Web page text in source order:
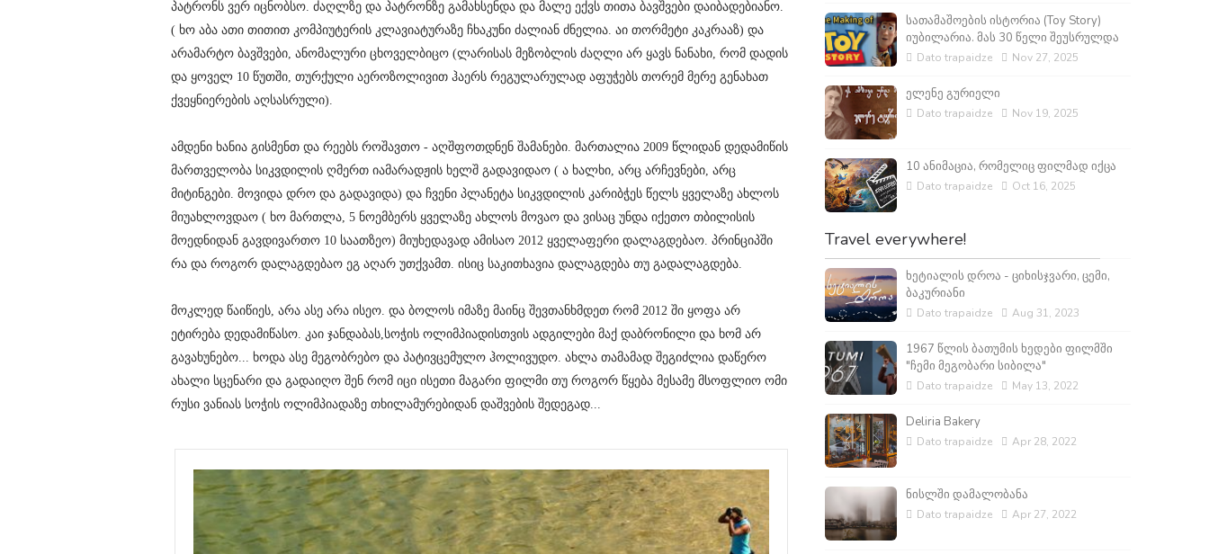
პატრონს ვერ იცნობსო. ძაღლზე და პატრონზე გამახსენდა და მალე ექვს თითა ბავშვები დაიბადებიანო.
( ხო აბა ათი თითით კომპიუტერის კლავიატურაზე ჩხაკუნი ძალიან ძნელია. აი თორმეტი კაკრააზ) და
არამარტო ბავშვები, ანომალური ცხოველბიცო (ლარისას მეზობლის ძაღლი არ ყავს ნანახი, რომ დადის
და ყოველ 10 წუთში, თურქული აეროზოლივით ჰაერს რეგულარულად აფუჭებს თორემ მერე გენახათ
ქვეყნიერების აღსასრული).
ამდენი ხანია გისმენთ და რეებს როშავთო - აღშფოთდნენ შამანები. მართალია 2009 წლიდან დედამიწის
მართველობა სიკვდილის ღმერთ იამარადჟის ხელშ გადავიდაო ( ა ხალხი, არც არჩევნები, არც
მიტინგები. მოვიდა დრო და გადავიდა) და ჩვენი პლანეტა სიკვდილის კარიბჭეს წელს ყველაზე ახლოს
მიუახლოვდაო ( ხო მართლა, 5 ნოემბერს ყველაზე ახლოს მოვაო და ვისაც უნდა იქეთო თბილისის
მოედნიდან გავდივართო 10 საათზეო) მიუხედავად ამისაო 2012 ყველაფერი დალაგდებაო. პრინციპში
რა და როგორ დალაგდებაო ეგ აღარ უთქვამთ. ისიც საკითხავია დალაგდება თუ გადალაგდება.
მოკლედ წაიწიეს, არა ასე არა ისეო. და ბოლოს იმაზე მაინც შევთანხმდეთ რომ 2012 ში ყოფა არ
ეტირება დედამიწასო. კაი ჯანდაბას,სოჭის ოლიმპიადისთვის ადგილები მაქ დაბრონილი და ხომ არ
გავახუნებო... ხოდა ასე მეგობრებო და პატივცემულო ჰოლივუდო. ახლა თამამად შეგიძლია დაწერო
ახალი სცენარი და გადაიღო შენ რომ იცი ისეთი მაგარი ფილმი თუ როგორ წყება მესამე მსოფლიო ომი
რუსი ვანიას სოჭის ოლიმპიადაზე თხილამურებიდან დაშვების შედეგად...
სათამაშოების ისტორია (Toy Story)
იუბილარია. მას 30 წელი შეუსრულდა
Dato trapaidze Nov 27, 2025
ელენე გურიელი
Dato trapaidze Nov 19, 2025
10 ანიმაცია, რომელიც ფილმად იქცა
Dato trapaidze Oct 16, 2025
Travel everywhere!
ხეტიალის დროა - ციხისჯვარი, ცემი,
ბაკურიანი
Dato trapaidze Aug 31, 2023
1967 წლის ბათუმის ხედები ფილმში
"ჩემი მეგობარი სიბილა"
Dato trapaidze May 13, 2022
Deliria Bakery
Dato trapaidze Apr 28, 2022
ნისლში დამალობანა
Dato trapaidze Apr 27, 2022